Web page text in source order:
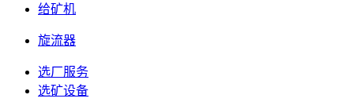
给矿机
旋流器
选厂服务
选矿设备